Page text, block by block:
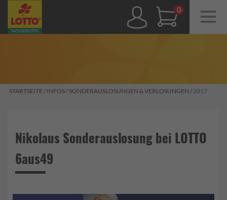
0,00 €
STARTSEITE / INFOS/ SONDERAUSLOSUNGEN & VERLOSUNGEN / 2017
Nikolaus Sonderauslosung bei LOTTO
6aus49